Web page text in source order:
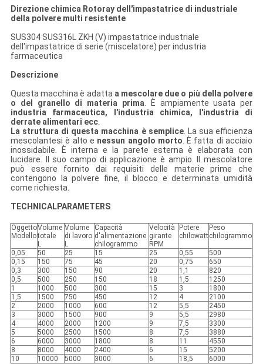
Direzione chimica Rotoray dell'impastatrice di industriale
della polvere multi resistente
SUS304 SUS316L ZKH (V) impastatrice industriale
dell'impastatrice di serie (miscelatore) per industria
farmaceutica
Descrizione
Questa macchina è adatta a mescolare due o più della polvere
o del granello di materia prima. È ampiamente usata per
industria farmaceutica, l'industria chimica, l'industria di
derrate alimentari ecc.
La struttura di questa macchina è semplice. La sua efficienza
mescolantesi è alto e nessun angolo morto. È fatta di acciaio
inossidabile. È interna e la parete esterna è elaborata con
lucidare. Il suo campo di applicazione è ampio. Il mescolatore
può essere fornito dai requisiti delle materie prime che
contengono la polvere fine, il blocco e determinata umidità
come richiesta.
TECHNICALPARAMETERS
Oggetto
Modello
Volume
totale
L
Volume
di lavoro
L
Capacità
d'alimentazione
chilogrammo
Velocità
girante
RPM
Potere
chilowatt
Peso
chilogrammo
0,05 50 25 15 25 0,55
500
0,15
150 75 45 20 0,75
650
0,3
300 150 90 20 1,1
820
0,5
500 250 150 18 1,5
1250
1
1000 500 300 15 3
1800
1,5
1500 750 450 12 4
2100
2
2000 1000 600 12 5,5
2450
3
3000 1500 900 9 5,5
2980
4
4000 2000 1200 9 7,5
3300
5
5000 2500 1500 8 7,5
3880
6
6000 3000 1800 8 11
4550
8
8000 4000 2400 6 15
5200
10
10000 5000 3000 6 18,5 6000